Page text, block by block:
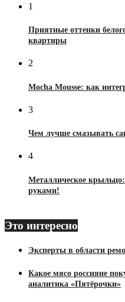
1
Приятные оттенки
квартиры
2
Mocha Mousse: как
3
Чем лучше смазывать
4
Металлическое
руками!
Это интересно
Эксперты в области
Какое мясо россияне
аналитика «Пятёрочки»